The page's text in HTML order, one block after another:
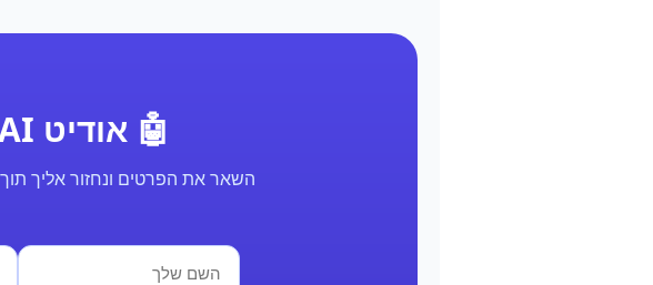
🤖 אודיט AI חינם — קבל דוח אמיתי